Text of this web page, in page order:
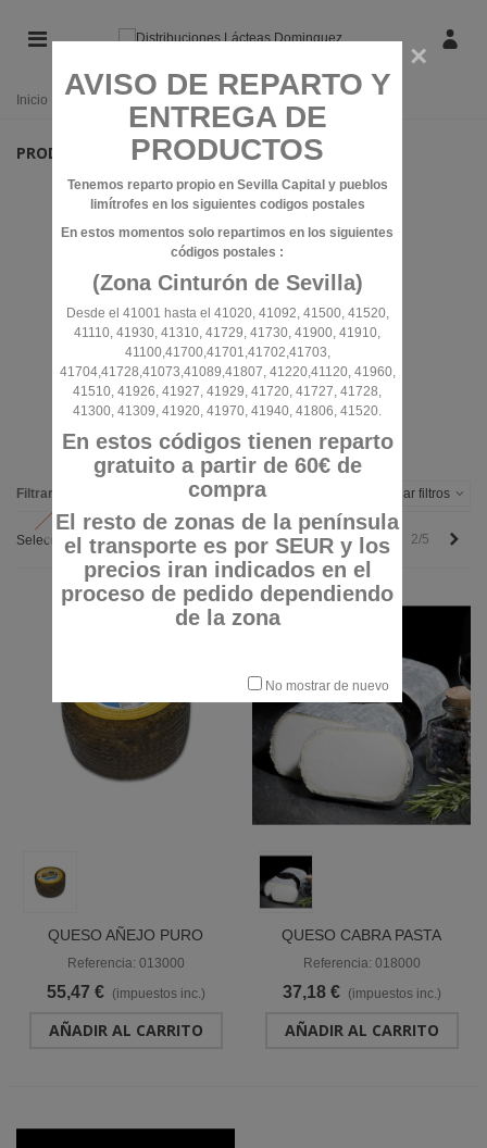
Inicio
PRODUCTOS LÁCTEOS
BATIDOS
LECHES BÁSICAS
MANTEQUILLAS
MARGARINAS
QUESOS
NATAS
ESPECIAL PARA POSTRES
Filtrar por Alternar filtros
Seleccionar Anterior
2/5
QUESO AÑEJO PURO
OVEJA "ORBIGO"
Referencia: 013000
55,47 € (impuestos inc.)
AÑADIR AL CARRITO
QUESO CABRA PASTA
BLANDA "MONTE ENEBRO"
Referencia: 018000
37,18 € (impuestos inc.)
AÑADIR AL CARRITO
×
AVISO DE REPARTO Y
ENTREGA DE
PRODUCTOS
Tenemos reparto propio en Sevilla Capital y pueblos
limítrofes en los siguientes codigos postales
En estos momentos solo repartimos en los siguientes
códigos postales :
(Zona Cinturón de Sevilla)
Desde el 41001 hasta el 41020, 41092, 41500, 41520,
41110, 41930, 41310, 41729, 41730, 41900, 41910,
41100,41700,41701,41702,41703,
41704,41728,41073,41089,41807, 41220,41120, 41960,
41510, 41926, 41927, 41929, 41720, 41727, 41728,
41300, 41309, 41920, 41970, 41940, 41806, 41520.
En estos códigos tienen reparto
gratuito a partir de 60€ de
compra
El resto de zonas de la península
el transporte es por SEUR y los
precios iran indicados en el
proceso de pedido dependiendo
de la zona
No mostrar de nuevo